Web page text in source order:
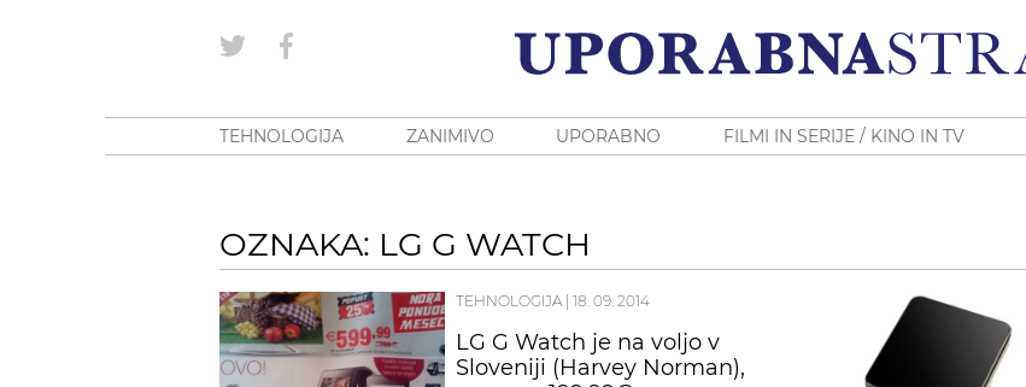
TEHNOLOGIJA ZANIMIVO UPORABNO FILMI IN SERIJE / KINO IN TV
OZNAKA: LG G WATCH
TEHNOLOGIJA 18. 09. 2014
LG G Watch je na voljo v
Sloveniji (Harvey Norman),